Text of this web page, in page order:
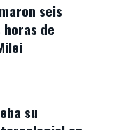
seis
de
su